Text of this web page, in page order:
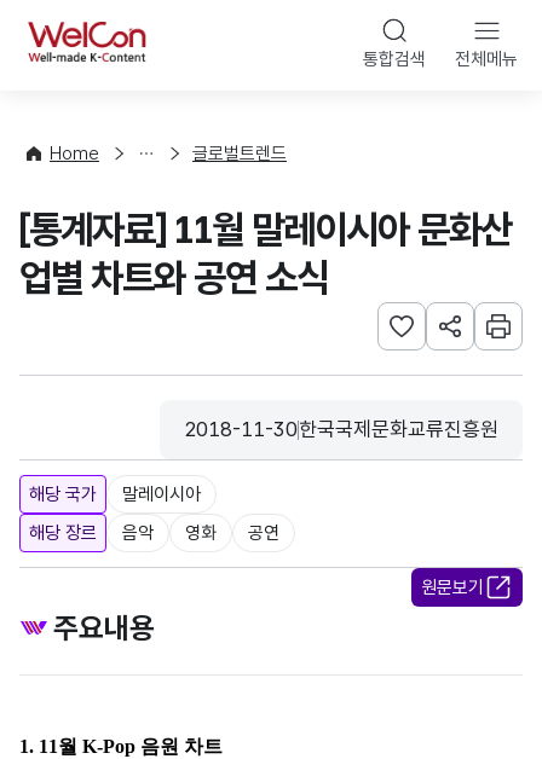
WelCon 통합검색 전체메뉴
Home
향
계
글로벌트렌드
[통계자료] 11월 말레이시아 문화산
업별 차트와 공연 소식
관심사 등록하기
URL 공유하
인쇄
등록일
2018-11-30
수집기관
한국국제문화교류진흥원
해당 국가
말레이시아
해당 장르
음악 영화 공연
원문보기
주요내용
1. 11월 K-Pop 음원 차트